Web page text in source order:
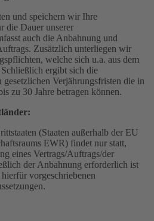
und speichern wir Ihre
die Dauer unserer
auch die Anbahnung und
Zusätzlich unterliegen wir
welche sich u.a. aus dem
ergibt sich die
gesetzlichen Verjährungsfristen die in
zu 30 Jahre betragen können.
(Staaten außerhalb der EU
EWR) findet nur statt,
eines Vertrags/Auftrags/der
der Anbahnung erforderlich ist
vorgeschriebenen